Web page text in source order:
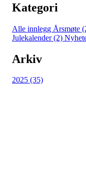
Kategori
Alle innlegg Årsmøte
Julekalender (2)
Arkiv
2025 (35)